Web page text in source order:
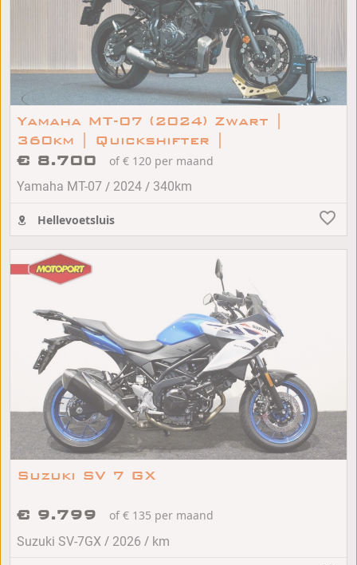
Yamaha MT-07 (2024) Zwart |
360km | Quickshifter |
€ 8.700
of € 120 per maand
Yamaha MT-07 / 2024 / 340km
Hellevoetsluis
Suzuki SV 7 GX
€ 9.799
of € 135 per maand
Suzuki SV-7GX / 2026 / km